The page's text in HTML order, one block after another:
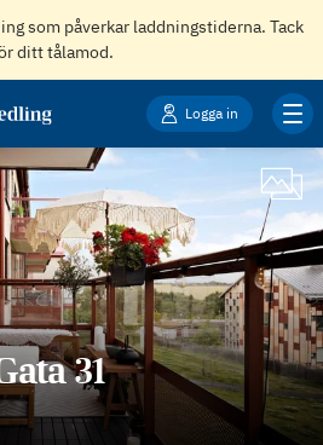
som påverkar laddningstiderna. Tack
ditt tålamod.
Logga in
31